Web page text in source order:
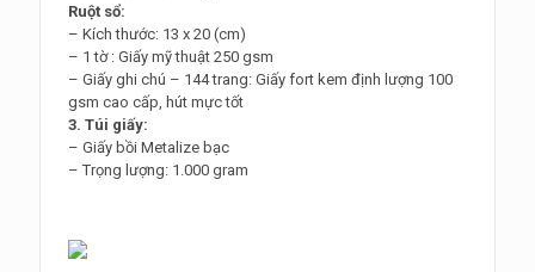
Ruột sổ:
– Kích thước: 13 x 20 (cm)
– 1 tờ : Giấy mỹ thuật 250 gsm
– Giấy ghi chú – 144 trang: Giấy fort kem định lượng 100
gsm cao cấp, hút mực tốt
3. Túi giấy:
– Giấy bồi Metalize bạc
– Trọng lượng: 1.000 gram